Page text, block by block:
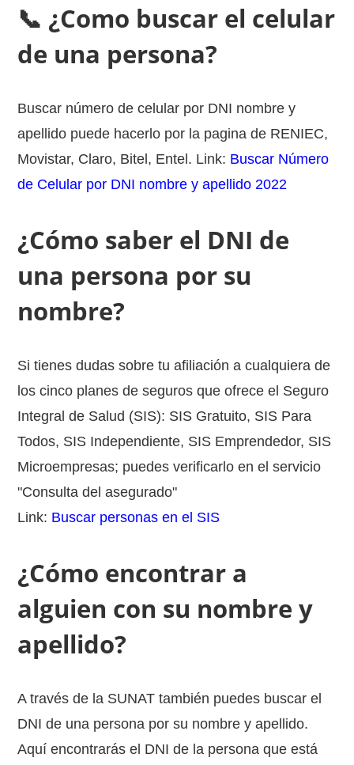
📞 ¿Como buscar el celular
de una persona?
Buscar número de celular por DNI nombre y
apellido puede hacerlo por la pagina de RENIEC,
Movistar, Claro, Bitel, Entel. Link: Buscar Número
de Celular por DNI nombre y apellido 2022
¿Cómo saber el DNI de
una persona por su
nombre?
Si tienes dudas sobre tu afiliación a cualquiera de
los cinco planes de seguros que ofrece el Seguro
Integral de Salud (SIS): SIS Gratuito, SIS Para
Todos, SIS Independiente, SIS Emprendedor, SIS
Microempresas; puedes verificarlo en el servicio
"Consulta del asegurado"
Link: Buscar personas en el SIS
¿Cómo encontrar a
alguien con su nombre y
apellido?
A través de la SUNAT también puedes buscar el
DNI de una persona por su nombre y apellido.
Aquí encontrarás el DNI de la persona que está